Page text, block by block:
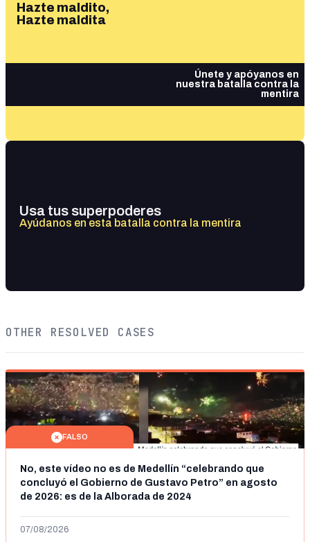
Hazte maldito,
Hazte maldita
Únete y apóyanos en
nuestra batalla contra la
mentira
Usa tus superpoderes
Ayúdanos en esta batalla contra la mentira
OTHER RESOLVED CASES
FALSO
No, este vídeo no es de Medellín “celebrando que
concluyó el Gobierno de Gustavo Petro” en agosto
de 2026: es de la Alborada de 2024
07/08/2026